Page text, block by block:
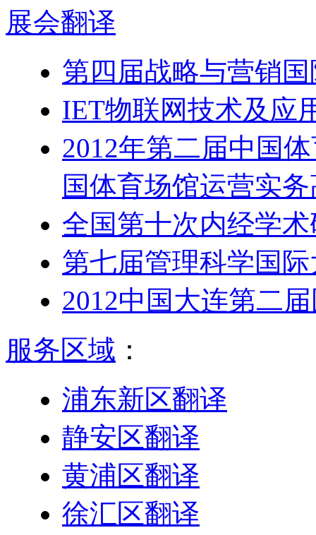
展会翻译
第四届战略与营销
IET物联网技术及应
2012年第二届中国
国体育场馆运营实
全国第十次内经学
第七届管理科学国
2012中国大连第二
服务区域 ：
浦东新区翻译
静安区翻译
黄浦区翻译
徐汇区翻译